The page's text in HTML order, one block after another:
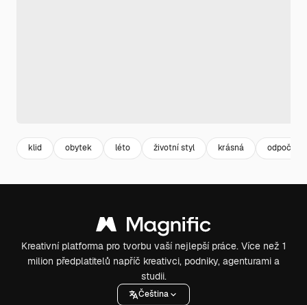
klid obytek léto životní styl krásná odpočink
Kreativní platforma pro tvorbu vaší nejlepší práce. Více než 1
milion předplatitelů napříč kreativci, podniky, agenturami a
studii.
Čeština